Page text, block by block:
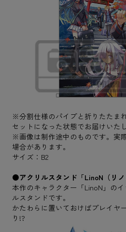
※分割仕様のパイプと折りたたま
セットになった状態でお届けいた
※画像は制作途中のものです。実
場合があります。
サイズ：B2
●アクリルスタンド「LinoN（リノ
本作のキャラクター「LinoN」の
ルスタンドです。
かたわらに置いておけばプレイヤ
り!?